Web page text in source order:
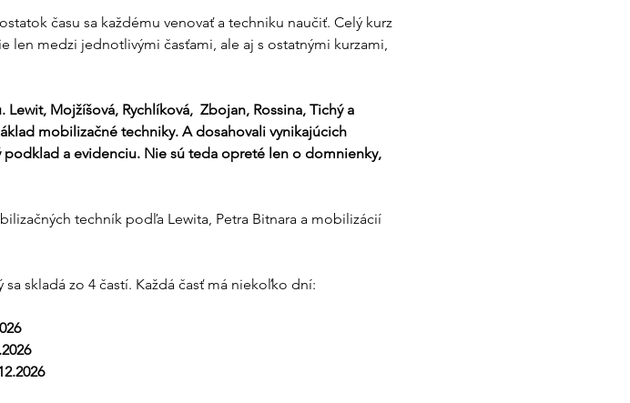
času sa každému venovať a techniku naučiť. Celý kurz
medzi jednotlivými časťami, ale aj s ostatnými kurzami,
Mojžíšová, Rychlíková,  Zbojan, Rossina, Tichý a
mobilizačné techniky. A dosahovali vynikajúcich
a evidenciu. Nie sú teda opreté len o domnienky,
techník podľa Lewita, Petra Bitnara a mobilizácií
skladá zo 4 častí. Každá časť má niekoľko dní: